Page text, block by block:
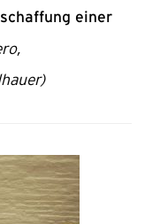
einer